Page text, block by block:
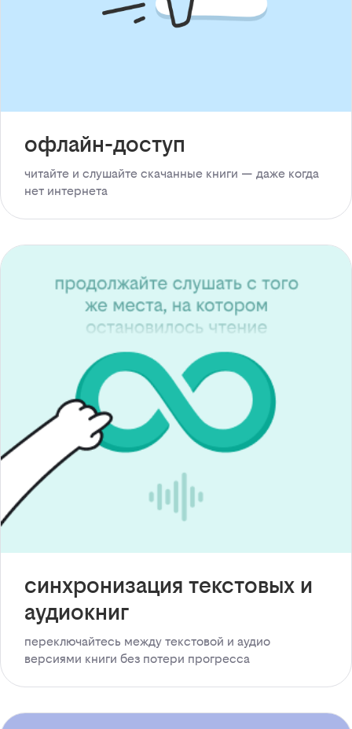
офлайн-доступ
читайте и слушайте скачанные книги — даже когда
нет интернета
синхронизация текстовых и
аудиокниг
переключайтесь между текстовой и аудио
версиями книги без потери прогресса